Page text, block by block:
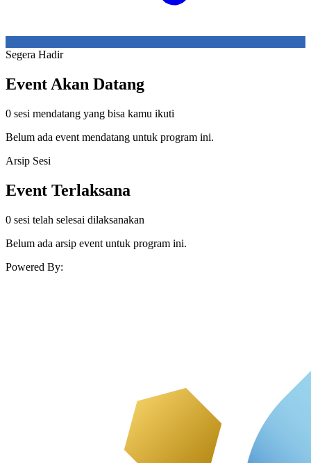
Segera Hadir
Event Akan Datang
0 sesi mendatang yang bisa kamu ikuti
Belum ada event mendatang untuk program ini.
Arsip Sesi
Event Terlaksana
0 sesi telah selesai dilaksanakan
Belum ada arsip event untuk program ini.
Powered By: